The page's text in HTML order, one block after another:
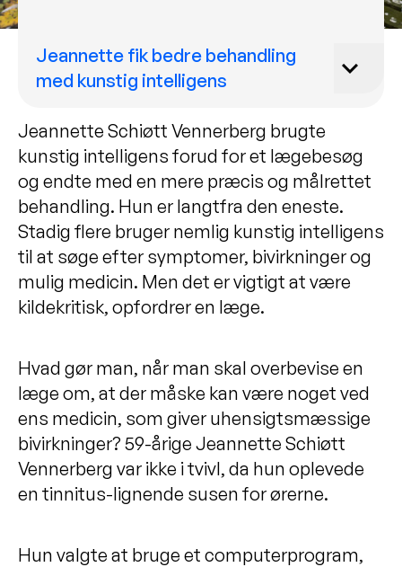
Jeannette fik bedre behandling
med kunstig intelligens
Jeannette Schiøtt Vennerberg brugte
kunstig intelligens forud for et lægebesøg
og endte med en mere præcis og målrettet
behandling. Hun er langtfra den eneste.
Stadig flere bruger nemlig kunstig intelligens
til at søge efter symptomer, bivirkninger og
mulig medicin. Men det er vigtigt at være
kildekritisk, opfordrer en læge.
Hvad gør man, når man skal overbevise en
læge om, at der måske kan være noget ved
ens medicin, som giver uhensigtsmæssige
bivirkninger? 59-årige Jeannette Schiøtt
Vennerberg var ikke i tvivl, da hun oplevede
en tinnitus-lignende susen for ørerne.
Hun valgte at bruge et computerprogram,